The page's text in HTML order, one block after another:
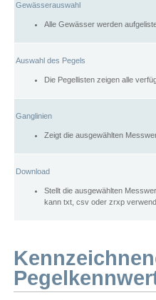
Gewässerauswahl
Alle Gewässer werden
Auswahl des Pegels
Die Pegellisten zeigen alle
Ganglinien
Zeigt die ausgewählten
Download
Stellt die ausgewählten
kann txt, csv oder zrxp